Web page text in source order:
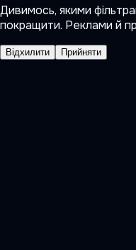
Дивимось, якими
покращити. Реклами й
Відхилити Прийняти